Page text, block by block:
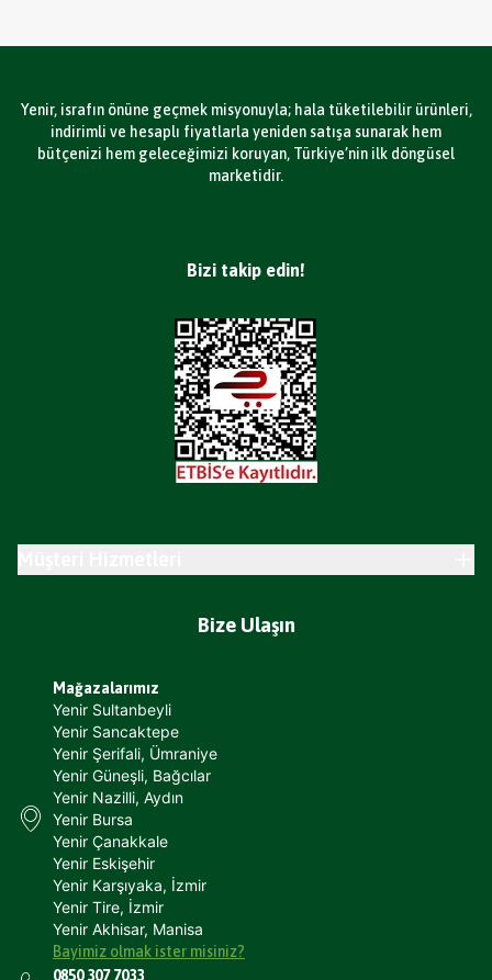
Yenir, israfın önüne geçmek misyonuyla; hala tüketilebilir ürünleri,
indirimli ve hesaplı fiyatlarla yeniden satışa sunarak hem
bütçenizi hem geleceğimizi koruyan, Türkiye’nin ilk döngüsel
marketidir.
Bizi takip edin!
Bize Ulaşın
Mağazalarımız
Yenir Sultanbeyli
Yenir Sancaktepe
Yenir Şerifali, Ümraniye
Yenir Güneşli, Bağcılar
Yenir Nazilli, Aydın
Yenir Bursa
Yenir Çanakkale
Yenir Eskişehir
Yenir Karşıyaka, İzmir
Yenir Tire, İzmir
Yenir Akhisar, Manisa
Bayimiz olmak ister misiniz?
0850 307 7033